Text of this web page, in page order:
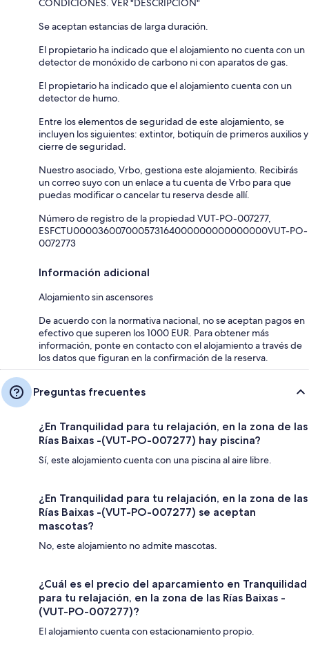
CONDICIONES. VER "DESCRIPCIÓN"
Se aceptan estancias de larga duración.
El propietario ha indicado que el alojamiento no cuenta con un
detector de monóxido de carbono ni con aparatos de gas.
El propietario ha indicado que el alojamiento cuenta con un
detector de humo.
Entre los elementos de seguridad de este alojamiento, se
incluyen los siguientes: extintor, botiquín de primeros auxilios y
cierre de seguridad.
Nuestro asociado, Vrbo, gestiona este alojamiento. Recibirás
un correo suyo con un enlace a tu cuenta de Vrbo para que
puedas modificar o cancelar tu reserva desde allí.
Número de registro de la propiedad VUT-PO-007277,
ESFCTU000036007000573164000000000000000VUT-PO-
0072773
Información adicional
Alojamiento sin ascensores
De acuerdo con la normativa nacional, no se aceptan pagos en
efectivo que superen los 1000 EUR. Para obtener más
información, ponte en contacto con el alojamiento a través de
los datos que figuran en la confirmación de la reserva.
Preguntas frecuentes
¿En Tranquilidad para tu relajación, en la zona de las
Rías Baixas -(VUT-PO-007277) hay piscina?
Sí, este alojamiento cuenta con una piscina al aire libre.
¿En Tranquilidad para tu relajación, en la zona de las
Rías Baixas -(VUT-PO-007277) se aceptan
mascotas?
No, este alojamiento no admite mascotas.
¿Cuál es el precio del aparcamiento en Tranquilidad
para tu relajación, en la zona de las Rías Baixas -
(VUT-PO-007277)?
El alojamiento cuenta con estacionamiento propio.